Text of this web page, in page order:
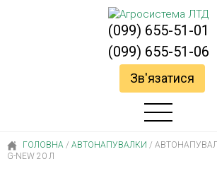
(099) 655-51-01
(099) 655-51-06
Зв'язатися
ГОЛОВНА / AВТОНАПУВАЛКИ /
G-NEW 20 Л